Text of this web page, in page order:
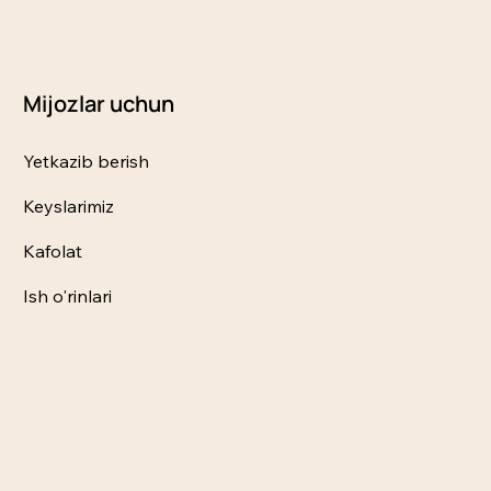
Mijozlar uchun
Yetkazib berish
Keyslarimiz
Kafolat
Ish o'rinlari